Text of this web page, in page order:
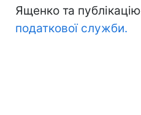
Ященко та публікацію
податкової служби.